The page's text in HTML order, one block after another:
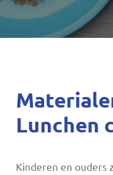
Lunchen
Kinderen en ouders